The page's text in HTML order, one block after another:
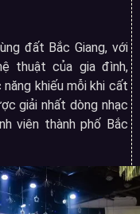
đất Bắc Giang, với
thuật của gia đình,
khiếu mỗi khi cất
giải nhất dòng nhạc
viên thành phố Bắc